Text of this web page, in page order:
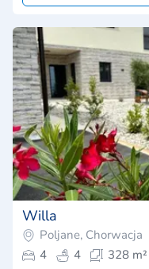
Willa
Poljane, Chorwacja
4
4
328 m²